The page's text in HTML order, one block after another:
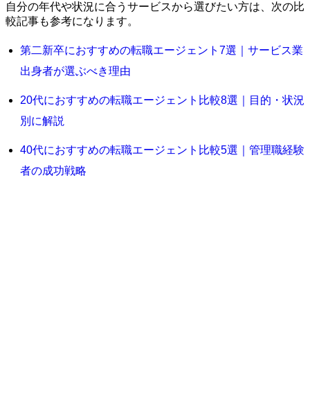
自分の年代や状況に合うサービスから選びたい方は、次の比
較記事も参考になります。
第二新卒におすすめの転職エージェント7選｜サービス業
出身者が選ぶべき理由
20代におすすめの転職エージェント比較8選｜目的・状況
別に解説
40代におすすめの転職エージェント比較5選｜管理職経験
者の成功戦略